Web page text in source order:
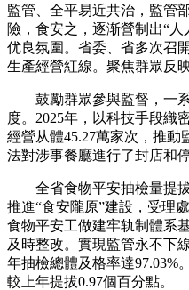
監管、全平易近共治，監管
險，食安之，逐渐營制出“
优良氛圍。省委、省多次召
生產經營紅線。聚焦群眾反
鼓勵群眾參與監督，一系
度。2025年，以科技手段織
經營从體45.27萬家次，推動
法對涉事餐廳進行了封店和
全省食物平安抽檢量提拔
推進“食安隴原”建設，受理
食物平安工做建牢轨制體系
及時整改。實現監管永不下
年抽檢總體及格率達97.03%
較上年提拔0.97個百分點。